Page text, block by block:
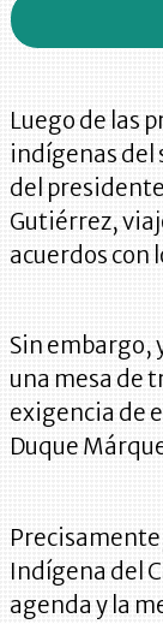
Luego de las
indígenas del
del
Gutiérrez,
acuerdos con
Sin embargo,
una mesa de
exigencia de
Duque
Indígena del
agenda y la